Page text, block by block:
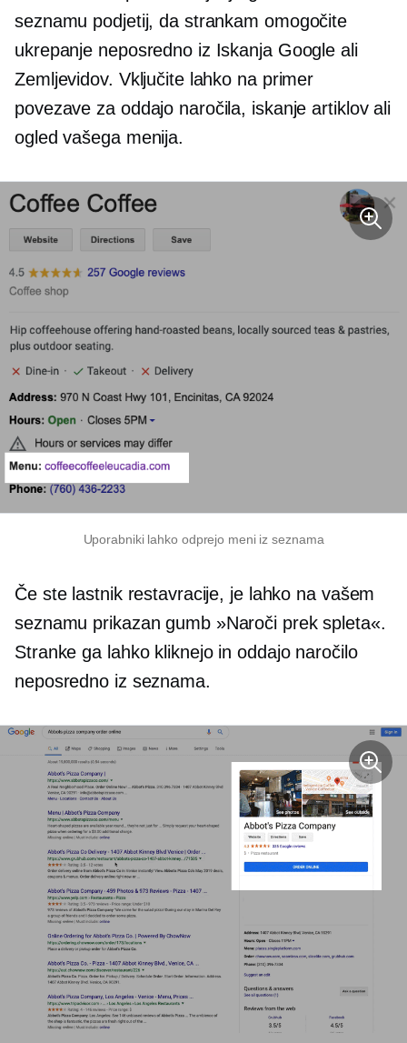
seznamu podjetij, da strankam omogočite
ukrepanje neposredno iz Iskanja Google ali
Zemljevidov. Vključite lahko na primer
povezave za oddajo naročila, iskanje artiklov ali
ogled vašega menija.
Uporabniki lahko odprejo meni iz seznama
Če ste lastnik restavracije, je lahko na vašem
seznamu prikazan gumb »Naroči prek spleta«.
Stranke ga lahko kliknejo in oddajo naročilo
neposredno iz seznama.